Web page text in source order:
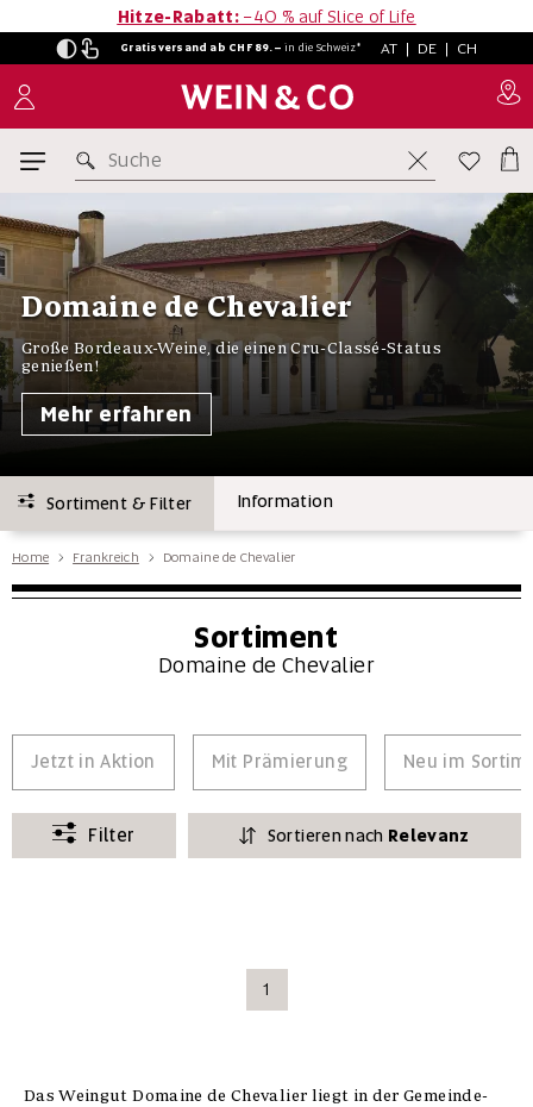
Hitze-Rabatt: −40 % auf Slice of Life
Gratisversand ab CHF 89.– in die Schweiz* AT | DE | CH
Suche
Domaine de Chevalier
Große Bordeaux-Weine, die einen Cru-Classé-Status
genießen!
Mehr erfahren
Sortiment & Filter Information
Home Frankreich Domaine de Chevalier
Sortiment
Domaine de Chevalier
Jetzt in Aktion Mit Prämierung Neu im
Filter Sortieren nach Relevanz
1
Das Weingut Domaine de Chevalier liegt in der Gemeinde-